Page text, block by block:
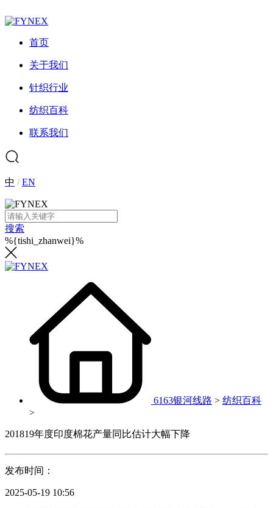
首页
关于我们
针织行业
纺织百科
联系我们
中 /EN
搜索
%{tishi_zhanwei}%
6163银河线路 > 纺织百科
>
201819年度印度棉花产量同比估计大幅下降
发布时间：
2025-05-19 10:56